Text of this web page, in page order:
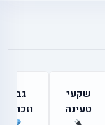
שקעי
טעינה
גבים